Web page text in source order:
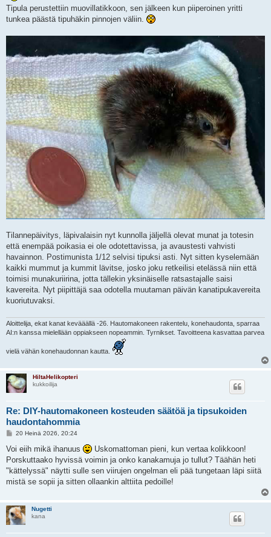
Tipula perustettiin muovillatikkoon, sen jälkeen kun piiperoinen yritti
tunkea päästä tipuhäkin pinnojen väliin.
Tilannepäivitys, läpivalaisin nyt kunnolla jäljellä olevat munat ja totesin
että enempää poikasia ei ole odotettavissa, ja avaustesti vahvisti
havainnon. Postimunista 1/12 selvisi tipuksi asti. Nyt sitten kyselemään
kaikki mummut ja kummit lävitse, josko joku retkeilisi etelässä niin että
toimisi munakuriirina, jotta tällekin yksinäiselle ratsastajalle saisi
kavereita. Nyt piipittäjä saa odotella muutaman päivän kanatipukavereita
kuoriutuvaksi.
Aloittelija, ekat kanat kevääällä -26. Hautomakoneen rakentelu, konehaudonta, sparraa
AI:n kanssa mielellään oppiakseen nopeammin. Tyrnikset. Tavoitteena kasvattaa parvea
vielä vähän konehaudonnan kautta.
HiltaHelikopteri
kukkoilija
Re: DIY-hautomakoneen kosteuden säätöä ja tipsukoiden
haudontahommia
V
e
t
i
20 Heinä 2026, 20:24
Voi eiih mikä ihanuus
Uskomattoman pieni, kun vertaa kolikkoon!
Porskuttaako hyvissä voimin ja onko kanakamuja jo tullut? Täähän heti
"kättelyssä" näytti sulle sen viirujen ongelman eli pää tungetaan läpi siitä
mistä se sopii ja sitten ollaankin alttiita pedoille!
Nugetti
kana